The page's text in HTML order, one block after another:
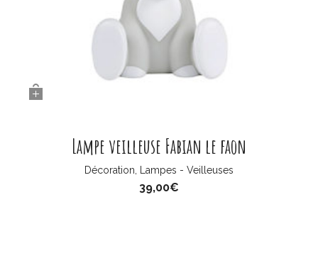
Lampe veilleuse Fabian le faon
Décoration Lampes - Veilleuses
39,00€